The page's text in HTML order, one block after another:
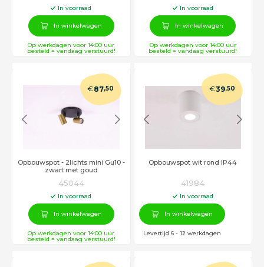
In voorraad
In winkelwagen
Op werkdagen voor 14:00 uur
besteld = vandaag verstuurd!
In voorraad
In winkelwagen
Op werkdagen voor 14:00 uur
besteld = vandaag verstuurd!
Opbouwspot - 2lichts mini Gu10 -
zwart met goud
€87,50
45044
In voorraad
In winkelwagen
Op werkdagen voor 14:00 uur
besteld = vandaag verstuurd!
Opbouwspot wit rond IP44
€39,50
41984
In voorraad
In winkelwagen
Levertijd 6 - 12 werkdagen